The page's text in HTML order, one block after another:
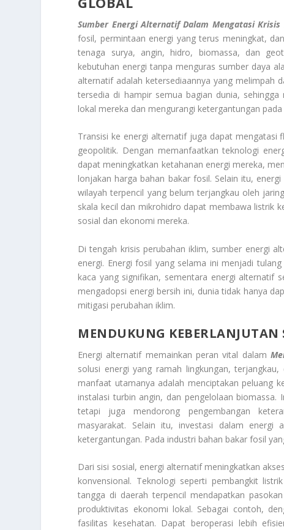
Sumber Energi Alternatif Dalam Mengatasi Krisis
fosil, permintaan energi yang terus meningkat,
tenaga surya, angin, hidro, biomassa, dan
kebutuhan energi tanpa menguras sumber daya
alternatif adalah ketersediaannya yang melimpah
tersedia di hampir semua bagian dunia,
lokal mereka dan mengurangi ketergantungan
Transisi ke energi alternatif juga dapat mengatasi
geopolitik. Dengan memanfaatkan teknologi
dapat meningkatkan ketahanan energi mereka,
lonjakan harga bahan bakar fosil. Selain itu,
wilayah terpencil yang belum terjangkau oleh
skala kecil dan mikrohidro dapat membawa listrik
sosial dan ekonomi mereka.
Di tengah krisis perubahan iklim, sumber energi
energi. Energi fosil yang selama ini menjadi
kaca yang signifikan, sementara energi alternatif
mengadopsi energi bersih ini, dunia tidak hanya
mitigasi perubahan iklim.
MENDUKUNG
Energi alternatif memainkan peran vital dalam
solusi energi yang ramah lingkungan,
manfaat utamanya adalah menciptakan peluang
instalasi turbin angin, dan pengelolaan
tetapi juga mendorong pengembangan
masyarakat. Selain itu, investasi dalam energi
ketergantungan. Pada industri bahan bakar fosil
Dari sisi sosial, energi alternatif meningkatkan
konvensional. Teknologi seperti pembangkit
tangga di daerah terpencil mendapatkan
produktivitas ekonomi lokal. Sebagai contoh,
fasilitas kesehatan. Dapat beroperasi lebih